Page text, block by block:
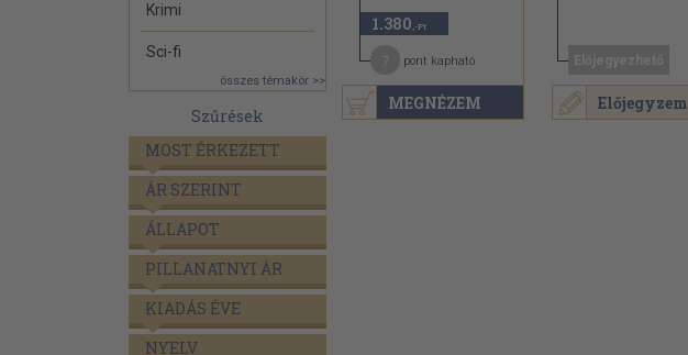
Krimi
Sci-fi
összes témakör >>
Szűrések
MOST ÉRKEZETT
ÁR SZERINT
ÁLLAPOT
PILLANATNYI ÁR
KIADÁS ÉVE
NYELV
MEGNÉZEM
1.380 ,-Ft
pont kapható
Előjegyzem